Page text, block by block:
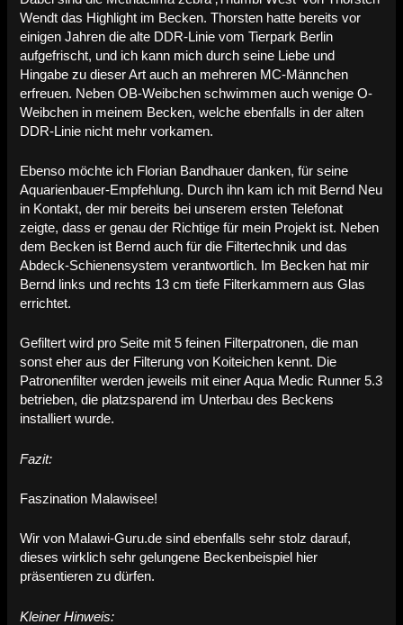
Wendt das Highlight im Becken. Thorsten hatte bereits vor
einigen Jahren die alte DDR-Linie vom Tierpark Berlin
aufgefrischt, und ich kann mich durch seine Liebe und
Hingabe zu dieser Art auch an mehreren MC-Männchen
erfreuen. Neben OB-Weibchen schwimmen auch wenige O-
Weibchen in meinem Becken, welche ebenfalls in der alten
DDR-Linie nicht mehr vorkamen.
Ebenso möchte ich Florian Bandhauer danken, für seine
Aquarienbauer-Empfehlung. Durch ihn kam ich mit Bernd Neu
in Kontakt, der mir bereits bei unserem ersten Telefonat
zeigte, dass er genau der Richtige für mein Projekt ist. Neben
dem Becken ist Bernd auch für die Filtertechnik und das
Abdeck-Schienensystem verantwortlich. Im Becken hat mir
Bernd links und rechts 13 cm tiefe Filterkammern aus Glas
errichtet.
Gefiltert wird pro Seite mit 5 feinen Filterpatronen, die man
sonst eher aus der Filterung von Koiteichen kennt. Die
Patronenfilter werden jeweils mit einer Aqua Medic Runner 5.3
betrieben, die platzsparend im Unterbau des Beckens
installiert wurde.
Fazit:
Faszination Malawisee!
Wir von Malawi-Guru.de sind ebenfalls sehr stolz darauf,
dieses wirklich sehr gelungene Beckenbeispiel hier
präsentieren zu dürfen.
Kleiner Hinweis: